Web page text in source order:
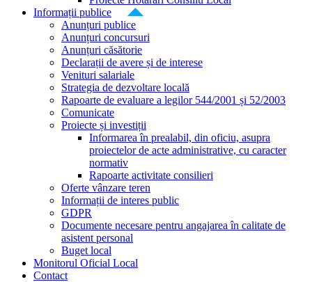
Informații publice
Anunțuri publice
Anunțuri concursuri
Anunțuri căsătorie
Declarații de avere și de interese
Venituri salariale
Strategia de dezvoltare locală
Rapoarte de evaluare a legilor 544/2001 și 52/2003
Comunicate
Proiecte și investiții
Informarea în prealabil, din oficiu, asupra
proiectelor de acte administrative, cu caracter
normativ
Rapoarte activitate consilieri
Oferte vânzare teren
Informații de interes public
GDPR
Documente necesare pentru angajarea în calitate de
asistent personal
Buget local
Monitorul Oficial Local
Contact